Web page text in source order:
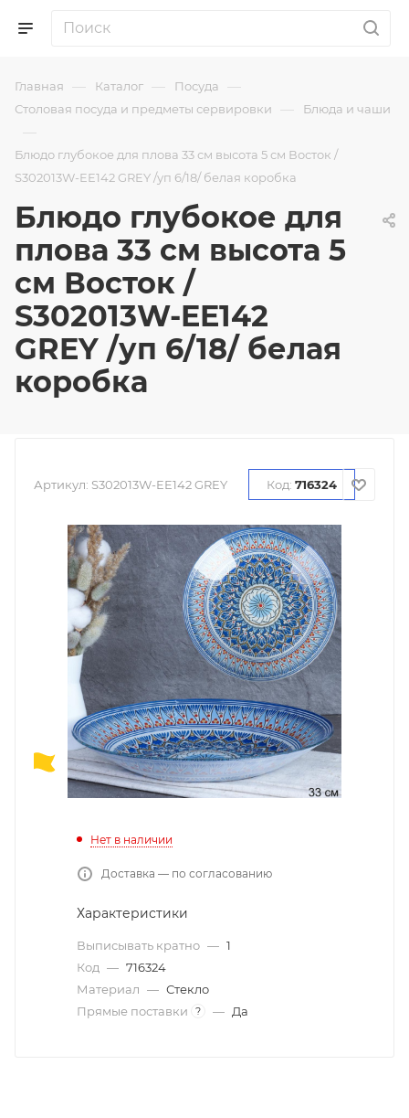
Главная — Каталог — Посуда —
Столовая посуда и предметы сервировки — Блюда и чаши
—
Блюдо глубокое для плова 33 см высота 5 см Восток /
S302013W-EE142 GREY /уп 6/18/ белая коробка
Блюдо глубокое для
плова 33 см высота 5
см Восток /
S302013W-EE142
GREY /уп 6/18/ белая
коробка
Артикул: S302013W-EE142 GREY Код: 716324
Нет в наличии
Доставка — по согласованию
Характеристики
Выписывать кратно — 1
Код — 716324
Материал — Стекло
Прямые поставки
? — Да